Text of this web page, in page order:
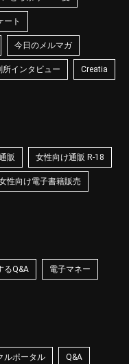
ート
今日のメルマガ
所インタビュー Creatia
販 女性向け通販 R-18
性向け電子書籍販売
るQ&A 電子マネー
ルポータル Q&A